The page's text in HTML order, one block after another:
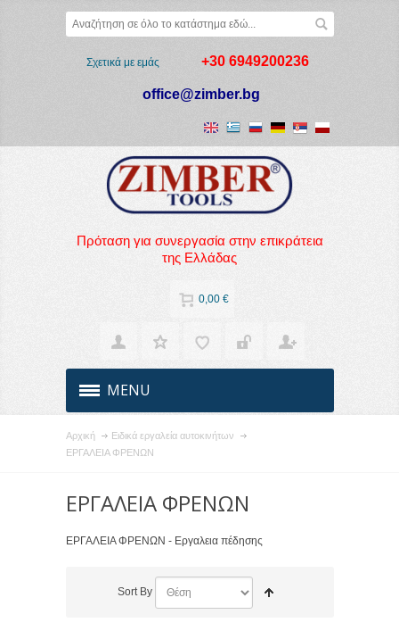
Σχετικά με εμάς +30 6949200236
office@zimber.bg
Πρόταση για συνεργασία στην επικράτεια
της Ελλάδας
0,00 €
MENU
Αρχική
Ειδικά εργαλεία αυτοκινήτων
ΕΡΓΑΛΕΙΑ ΦΡΕΝΩΝ
ΕΡΓΑΛΕΙΑ ΦΡΕΝΩΝ
ΕΡΓΑΛΕΙΑ ΦΡΕΝΩΝ - Εργαλεια πέδησης
Sort By